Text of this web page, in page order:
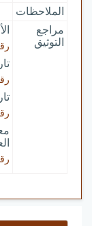
الملاحظات
مراجع
التوثيق
رقم
رقم
رقم
رقم